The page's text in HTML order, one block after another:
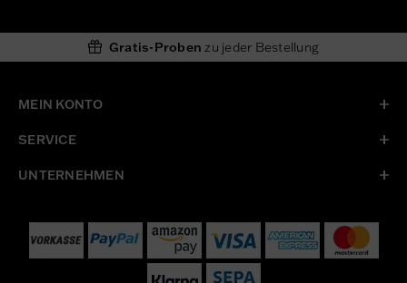
Gratis-Proben zu jeder Bestellung
MEIN KONTO
SERVICE
UNTERNEHMEN